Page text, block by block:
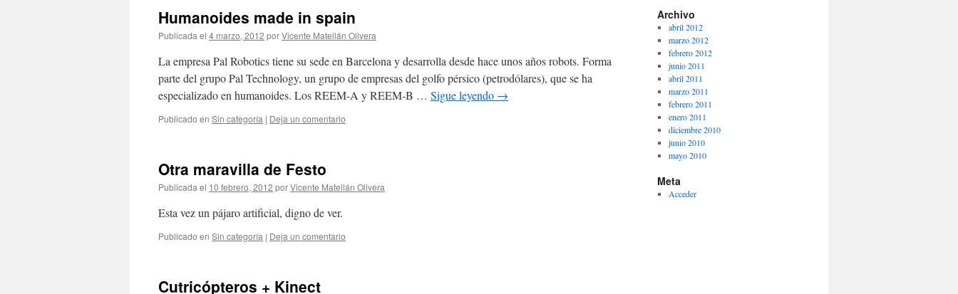
Humanoides made in spain
Publicada el 4 marzo, 2012 porVicente Matellán Olivera
La empresa Pal Robotics tiene su sede en Barcelona y desarrolla desde hace unos años robots. Forma
parte del grupo Pal Technology, un grupo de empresas del golfo pérsico (petrodólares), que se ha
especializado en humanoides. Los REEM-A y REEM-B … Sigue leyendo →
Publicado en Sin categoría | Deja un comentario
Otra maravilla de Festo
Publicada el 10 febrero, 2012 porVicente Matellán Olivera
Esta vez un pájaro artificial, digno de ver.
Publicado en Sin categoría | Deja un comentario
Cutricópteros + Kinect
Archivo
abril 2012
marzo 2012
febrero 2012
junio 2011
abril 2011
marzo 2011
febrero 2011
enero 2011
diciembre 2010
junio 2010
mayo 2010
Meta
Acceder